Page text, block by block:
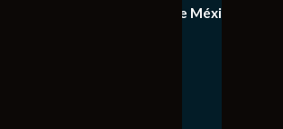
Equipo de Notiexpress de México